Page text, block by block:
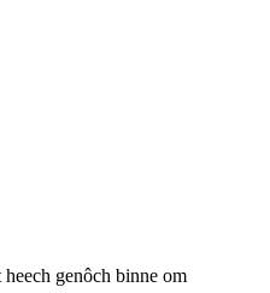
genôch binne om